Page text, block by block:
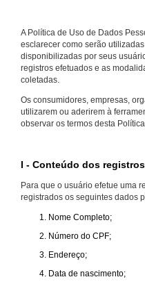
A Política de Uso de Dados
esclarecer como serão
disponibilizadas por seus
registros efetuados e as
coletadas.
Os consumidores, empresas,
utilizarem ou aderirem à
observar os termos desta
I - Conteúdo dos registros
Para que o usuário efetue uma
registrados os seguintes dados
Nome Completo;
Número do CPF;
Endereço;
Data de nascimento;